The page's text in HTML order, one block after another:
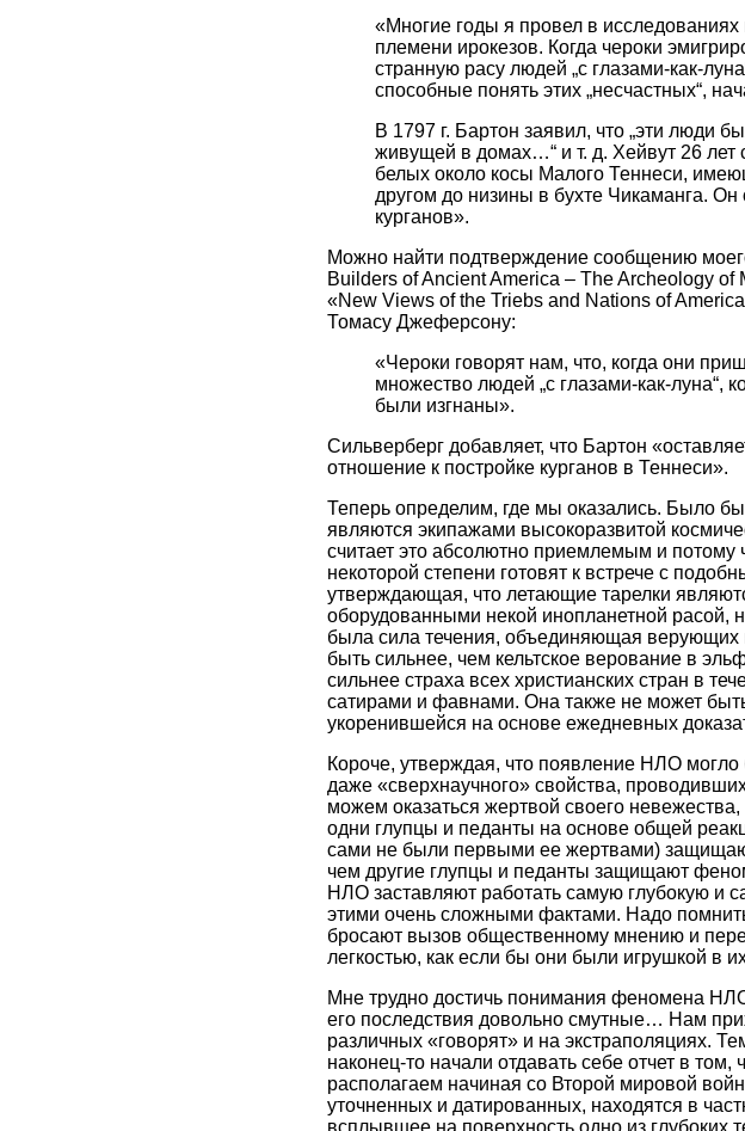
«Многие годы я провел в
племени ирокезов. Когда чероки
странную расу людей „с глазами-как-
способные понять этих „несчастных“,
В 1797 г. Бартон заявил, что „эти люди
живущей в домах…“ и т. д. Хейвут 26 лет
белых около косы Малого Теннеси,
другом до низины в бухте Чикаманга.
курганов».
Можно найти подтверждение сообщению
Builders of Ancient America – The Archeology of
«New Views of the Triebs and Nations of
Томасу Джеферсону:
«Чероки говорят нам, что, когда они
множество людей „с глазами-как-луна“,
были изгнаны».
Сильверберг добавляет, что Бартон
отношение к постройке курганов в Теннеси».
Теперь определим, где мы оказались. Было
являются экипажами высокоразвитой
считает это абсолютно приемлемым и потому
некоторой степени готовят к встрече с
утверждающая, что летающие тарелки
оборудованными некой инопланетной расой,
была сила течения, объединяющая верующих
быть сильнее, чем кельтское верование в
сильнее страха всех христианских стран в
сатирами и фавнами. Она также не может
укоренившейся на основе ежедневных
Короче, утверждая, что появление НЛО могло
даже «сверхнаучного» свойства,
можем оказаться жертвой своего
одни глупцы и педанты на основе общей
сами не были первыми ее жертвами)
чем другие глупцы и педанты защищают
НЛО заставляют работать самую глубокую и
этими очень сложными фактами. Надо
бросают вызов общественному мнению и
легкостью, как если бы они были игрушкой в
Мне трудно достичь понимания феномена
его последствия довольно смутные… Нам
различных «говорят» и на экстраполяциях.
наконец-то начали отдавать себе отчет в
располагаем начиная со Второй мировой
уточненных и датированных, находятся в
всплывшее на поверхность одно из глубоких